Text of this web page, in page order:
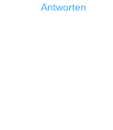
Antworten